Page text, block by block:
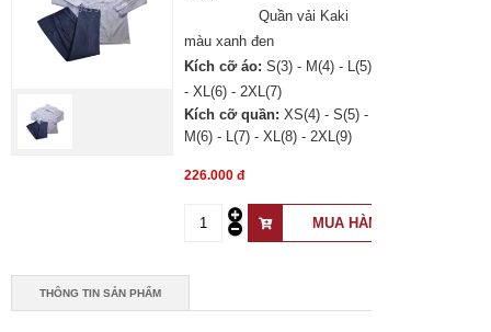
Quần vải Kaki
màu xanh đen
Kích cỡ áo: S(3) - M(4) - L(5)
- XL(6) - 2XL(7)
Kích cỡ quần: XS(4) - S(5) -
M(6) - L(7) - XL(8) - 2XL(9)
226.000 đ
THÔNG TIN SẢN PHẨM